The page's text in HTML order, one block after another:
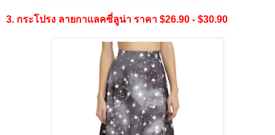
3. กระโปรง ลายกาแลคซี่ลูน่า ราคา $26.90 - $30.90